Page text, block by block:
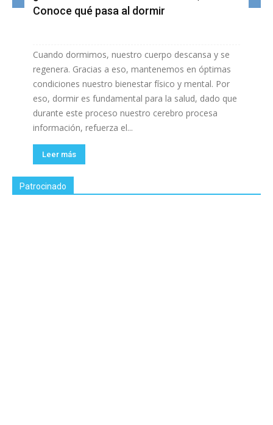
Conoce qué pasa al dormir
Cuando dormimos, nuestro cuerpo descansa y se
regenera. Gracias a eso, mantenemos en óptimas
condiciones nuestro bienestar físico y mental. Por
eso, dormir es fundamental para la salud, dado que
durante este proceso nuestro cerebro procesa
información, refuerza el...
Leer más
Patrocinado